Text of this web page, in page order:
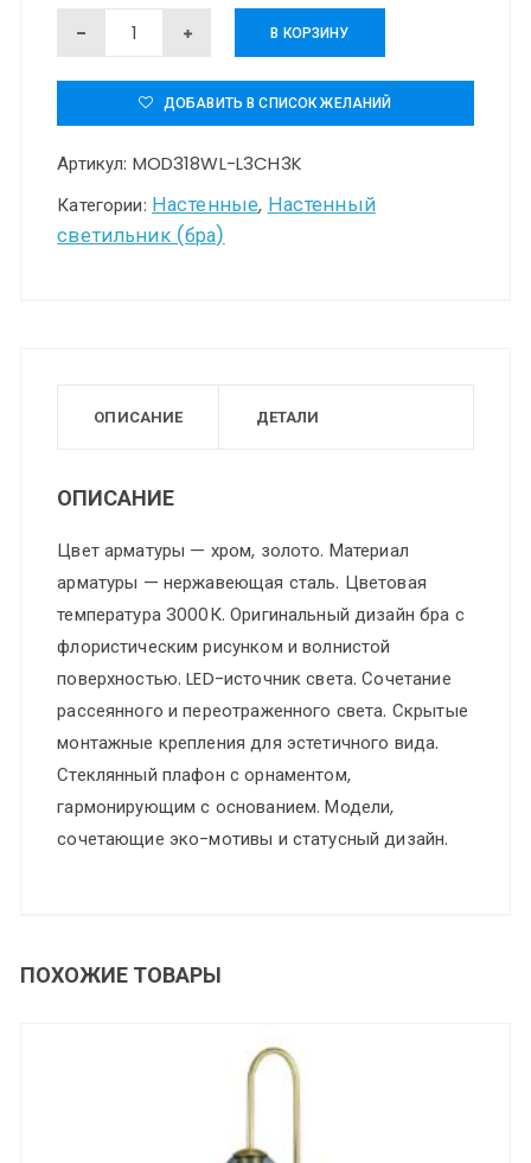
Количество
Настенный
светильник
(бра)
Maytoni
MOD318WL-
В КОРЗИНУ
ДОБАВИТЬ В СПИСОК ЖЕЛАНИЙ
Артикул: MOD318WL-L3CH3K
Категории: Настенные, Настенный
светильник (бра)
ОПИСАНИЕ ДЕТАЛИ
ОПИСАНИЕ
Цвет арматуры — хром, золото. Материал
арматуры — нержавеющая сталь. Цветовая
температура 3000К. Оригинальный дизайн бра с
флористическим рисунком и волнистой
поверхностью. LED-источник света. Сочетание
рассеянного и переотраженного света. Скрытые
монтажные крепления для эстетичного вида.
Стеклянный плафон с орнаментом,
гармонирующим с основанием. Модели,
сочетающие эко-мотивы и статусный дизайн.
ПОХОЖИЕ ТОВАРЫ